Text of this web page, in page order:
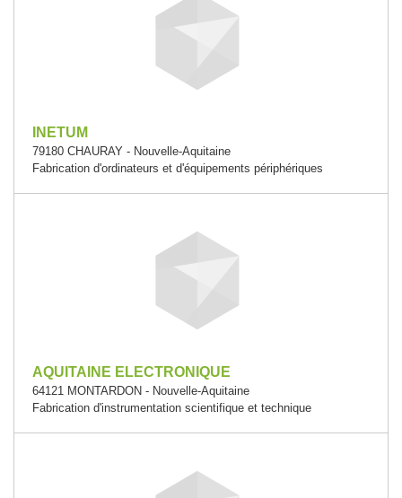
INETUM
79180 CHAURAY - Nouvelle-Aquitaine
Fabrication d'ordinateurs et d'équipements périphériques
AQUITAINE ELECTRONIQUE
64121 MONTARDON - Nouvelle-Aquitaine
Fabrication d'instrumentation scientifique et technique